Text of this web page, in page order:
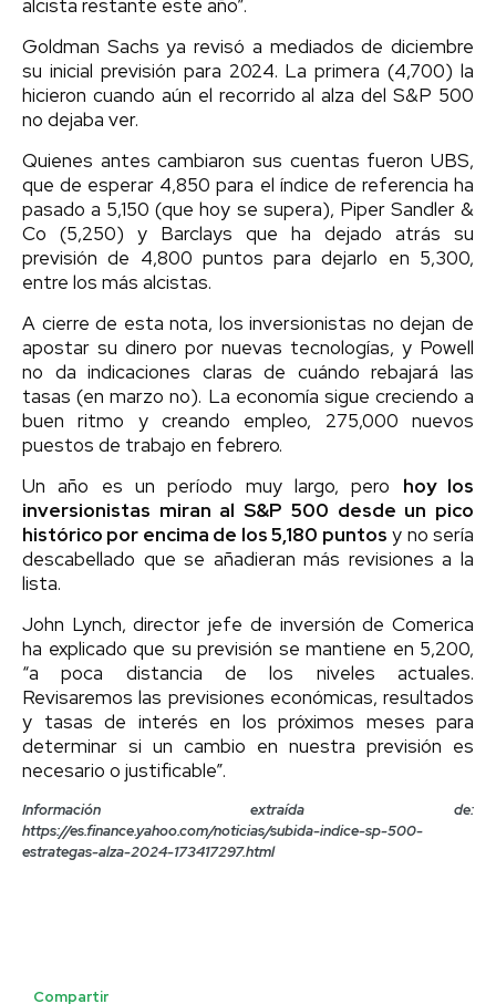
alcista restante este año”.
Goldman Sachs ya revisó a mediados de diciembre
su inicial previsión para 2024. La primera (4,700) la
hicieron cuando aún el recorrido al alza del S&P 500
no dejaba ver.
Quienes antes cambiaron sus cuentas fueron UBS,
que de esperar 4,850 para el índice de referencia ha
pasado a 5,150 (que hoy se supera), Piper Sandler &
Co (5,250) y Barclays que ha dejado atrás su
previsión de 4,800 puntos para dejarlo en 5,300,
entre los más alcistas.
A cierre de esta nota, los inversionistas no dejan de
apostar su dinero por nuevas tecnologías, y Powell
no da indicaciones claras de cuándo rebajará las
tasas (en marzo no). La economía sigue creciendo a
buen ritmo y creando empleo, 275,000 nuevos
puestos de trabajo en febrero.
Un año es un período muy largo, pero hoy los
inversionistas miran al S&P 500 desde un pico
histórico por encima de los 5,180 puntos y no sería
descabellado que se añadieran más revisiones a la
lista.
John Lynch, director jefe de inversión de Comerica
ha explicado que su previsión se mantiene en 5,200,
“a poca distancia de los niveles actuales.
Revisaremos las previsiones económicas, resultados
y tasas de interés en los próximos meses para
determinar si un cambio en nuestra previsión es
necesario o justificable”.
Información extraída de:
https://es.finance.yahoo.com/noticias/subida-indice-sp-500-
estrategas-alza-2024-173417297.html
Compartir